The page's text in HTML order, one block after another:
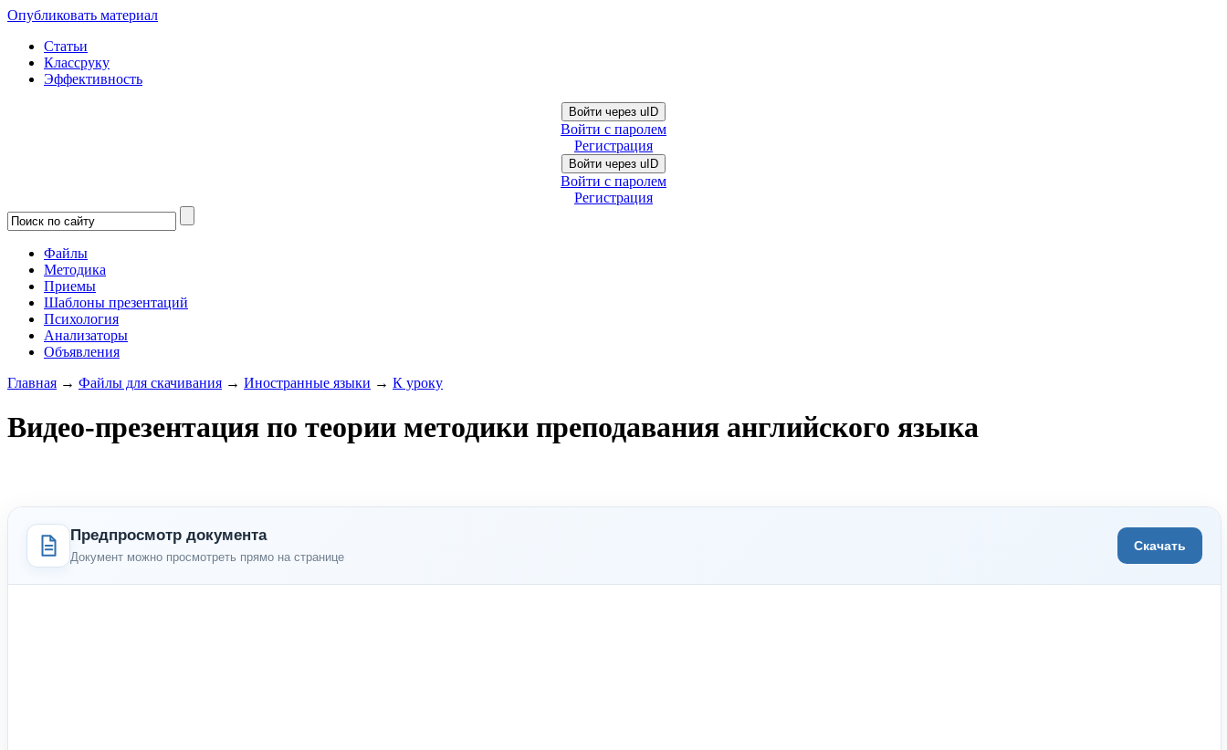
Опубликовать материал
Статьи
Классруку
Эффективность
Войти через uID
Войти с паролем
Регистрация
Войти через uID
Войти с паролем
Регистрация
Файлы
Методика
Приемы
Шаблоны презентаций
Психология
Анализаторы
Объявления
Главная → Файлы для скачивания → Иностранные языки → К уроку
Видео-презентация по теории методики преподавания английского языка
Предпросмотр документа
Документ можно просмотреть прямо на странице
Скачать